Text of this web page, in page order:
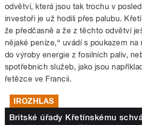
odvětví, která jsou tak trochu v
investoři je už hodili přes palubu.
že předčasně a že z těchto odvětví
nějaké peníze,“ uvádí s poukazem
do výroby energie z fosilních paliv,
spotřebních služeb, jako jsou
řetězce ve Francii.
IROZHLAS
Britské úřady Křetínskému